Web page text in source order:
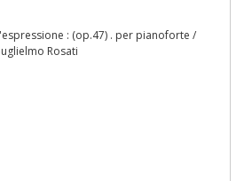
: (op.47) . per pianoforte /
Rosati